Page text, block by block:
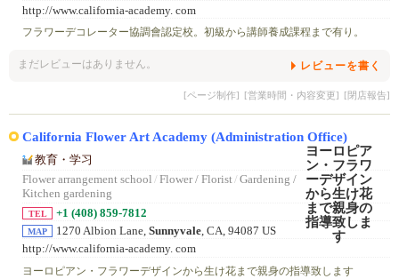
http://www.california-academy. com
フラワーデコレーター協調會認定校。初級から講師養成課程まで有り。
まだレビューはありません。 レビューを書く
[ページ制作] [営業時間・内容変更] [閉店報告]
California Flower Art Academy (Administration Office)
教育・学习
Flower arrangement school / Flower / Florist/ Gardening /
Kitchen gardening
TEL +1 (408) 859-7812
MAP 1270 Albion Lane, Sunnyvale, CA, 94087 US
http://www.california-academy. com
ヨーロピアン・フラワーデザインから生け花まで親身の指導致します